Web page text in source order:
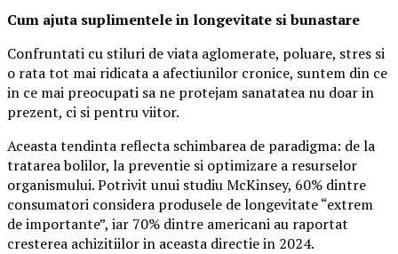
Cum ajuta suplimentele in longevitate si bunastare
Confruntati cu stiluri de viata aglomerate, poluare, stres si
o rata tot mai ridicata a afectiunilor cronice, suntem din ce
in ce mai preocupati sa ne protejam sanatatea nu doar in
prezent, ci si pentru viitor.
Aceasta tendinta reflecta schimbarea de paradigma: de la
tratarea bolilor, la preventie si optimizare a resurselor
organismului. Potrivit unui studiu McKinsey, 60% dintre
consumatori considera produsele de longevitate “extrem
de importante”, iar 70% dintre americani au raportat
cresterea achizitiilor in aceasta directie in 2024.